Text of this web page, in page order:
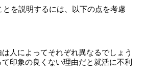
を説明するには、以下の点を考慮
人によってそれぞれ異なるでしょう
印象の良くない理由だと就活に不利